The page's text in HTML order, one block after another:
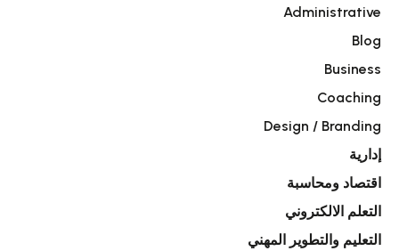
Administrative
Blog
Business
Coaching
Design / Branding
إدارية
اقتصاد ومحاسبة
التعلم الالكتروني
التعليم والتطوير المهني